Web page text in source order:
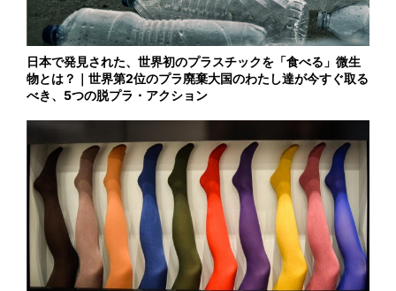
日本で発見された、世界初のプラスチックを「食べる」微生
物とは？｜世界第2位のプラ廃棄大国のわたし達が今すぐ取る
べき、5つの脱プラ・アクション